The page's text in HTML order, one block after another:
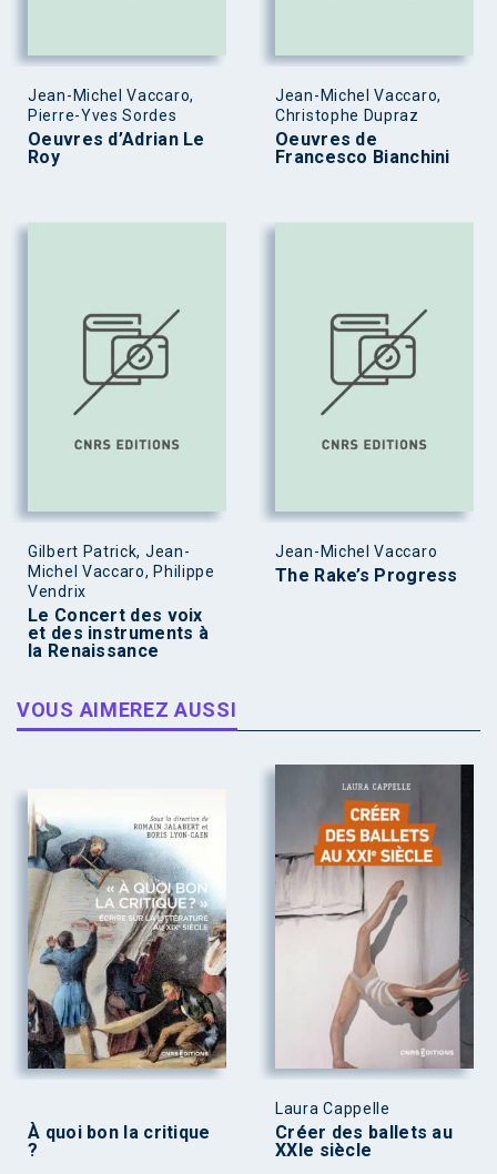
Jean-Michel Vaccaro,
Pierre-Yves Sordes
Oeuvres d’Adrian Le
Roy
Jean-Michel Vaccaro,
Christophe Dupraz
Oeuvres de
Francesco Bianchini
Gilbert Patrick, Jean-
Michel Vaccaro, Philippe
Vendrix
Le Concert des voix
et des instruments à
la Renaissance
Jean-Michel Vaccaro
The Rake’s Progress
VOUS AIMEREZ AUSSI
À quoi bon la critique
?
Laura Cappelle
Créer des ballets au
XXIe siècle